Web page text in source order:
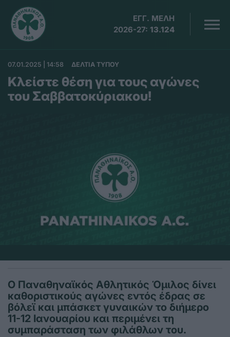
ΕΓΓ. ΜΕΛΗ
2026-27: 13.124
07.01.2025 | 14:58 ΔΕΛΤΙΑ ΤΥΠΟΥ
Κλείστε θέση για τους αγώνες
του Σαββατοκύριακου!
Ο Παναθηναϊκός Αθλητικός Όμιλος δίνει
καθοριστικούς αγώνες εντός έδρας σε
βόλεϊ και μπάσκετ γυναικών το διήμερο
11-12 Ιανουαρίου και περιμένει τη
συμπαράσταση των φιλάθλων του.